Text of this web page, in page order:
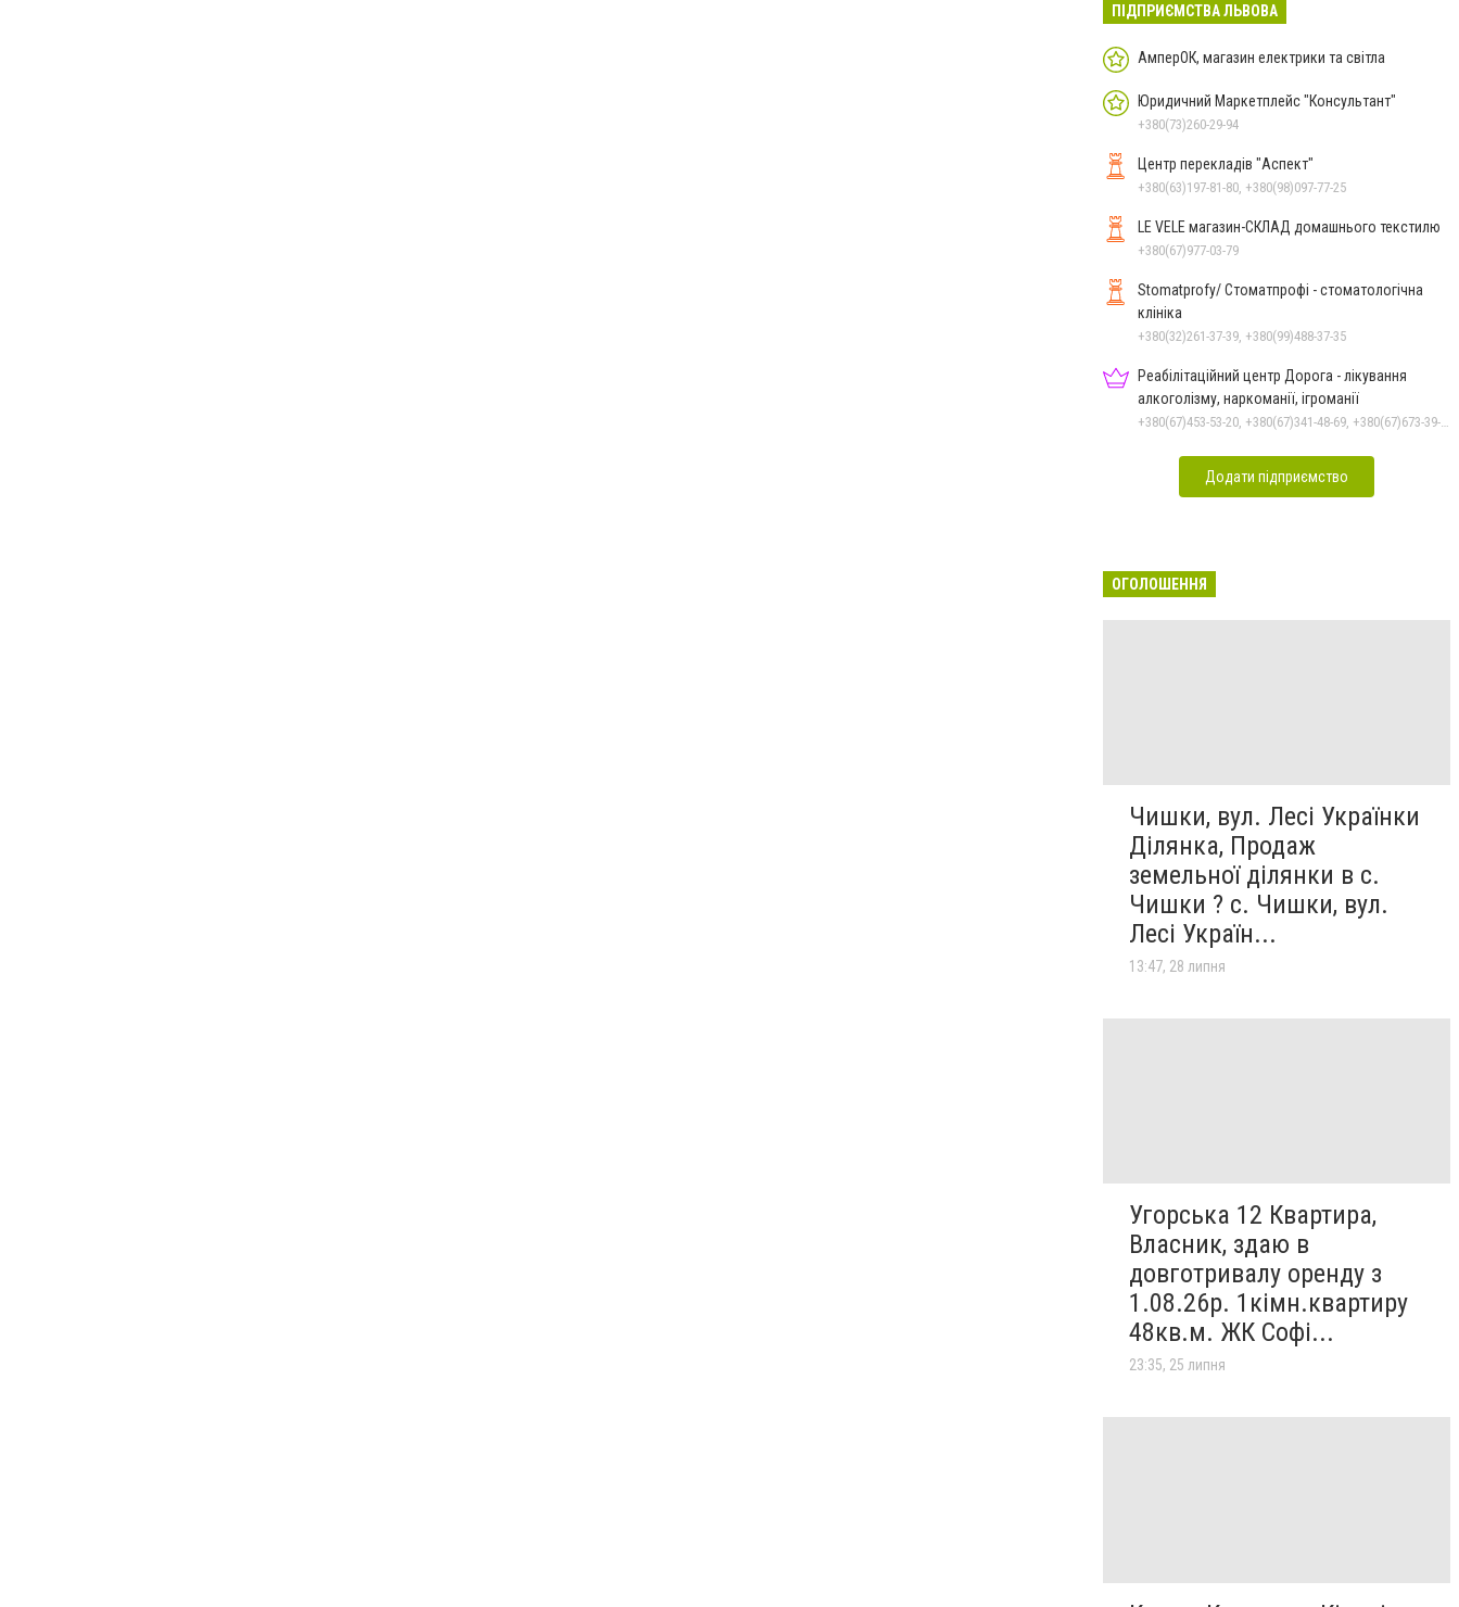
ПІДПРИЄМСТВА ЛЬВОВА
АмперОК, магазин електрики та світла
Юридичний Маркетплейс "Консультант"
+380(73)260-29-94
Центр перекладів "Аспект"
+380(63)197-81-80, +380(98)097-77-25
LE VELE магазин-СКЛАД домашнього текстилю
+380(67)977-03-79
Stomatprofy/ Стоматпрофі - стоматологічна
клініка
+380(32)261-37-39, +380(99)488-37-35
Реабілітаційний центр Дорога - лікування
алкоголізму, наркоманії, ігроманії
Додати підприємство
ОГОЛОШЕННЯ
Чишки, вул. Лесі Українки
Ділянка, Продаж
земельної ділянки в с.
Чишки ? с. Чишки, вул.
Лесі Україн...
13:47, 28 липня
Угорська 12 Квартира,
Власник, здаю в
довготривалу оренду з
1.08.26р. 1кімн.квартиру
48кв.м. ЖК Софі...
23:35, 25 липня